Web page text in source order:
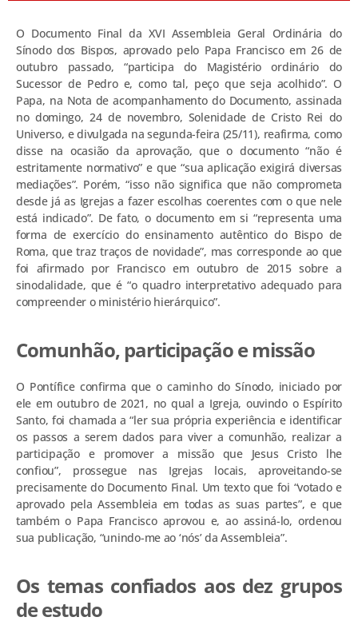
O Documento Final da XVI Assembleia Geral Ordinária do
Sínodo dos Bispos, aprovado pelo Papa Francisco em 26 de
outubro passado, “participa do Magistério ordinário do
Sucessor de Pedro e, como tal, peço que seja acolhido”. O
Papa, na Nota de acompanhamento do Documento, assinada
no domingo, 24 de novembro, Solenidade de Cristo Rei do
Universo, e divulgada na segunda-feira (25/11), reafirma, como
disse na ocasião da aprovação, que o documento “não é
estritamente normativo” e que “sua aplicação exigirá diversas
mediações”. Porém, “isso não significa que não comprometa
desde já as Igrejas a fazer escolhas coerentes com o que nele
está indicado”. De fato, o documento em si “representa uma
forma de exercício do ensinamento autêntico do Bispo de
Roma, que traz traços de novidade”, mas corresponde ao que
foi afirmado por Francisco em outubro de 2015 sobre a
sinodalidade, que é “o quadro interpretativo adequado para
compreender o ministério hierárquico”.
Comunhão, participação e missão
O Pontífice confirma que o caminho do Sínodo, iniciado por
ele em outubro de 2021, no qual a Igreja, ouvindo o Espírito
Santo, foi chamada a “ler sua própria experiência e identificar
os passos a serem dados para viver a comunhão, realizar a
participação e promover a missão que Jesus Cristo lhe
confiou”, prossegue nas Igrejas locais, aproveitando-se
precisamente do Documento Final. Um texto que foi “votado e
aprovado pela Assembleia em todas as suas partes”, e que
também o Papa Francisco aprovou e, ao assiná-lo, ordenou
sua publicação, “unindo-me ao ‘nós’ da Assembleia”.
Os temas confiados aos dez grupos
de estudo